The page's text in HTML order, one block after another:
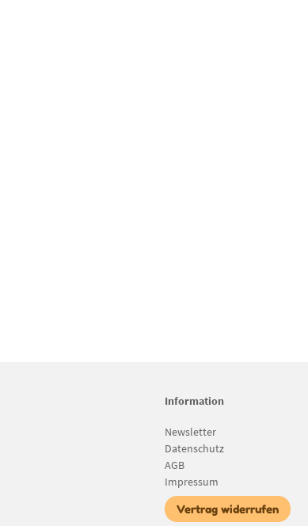
Information
Newsletter
Datenschutz
AGB
Impressum
Vertrag widerrufen